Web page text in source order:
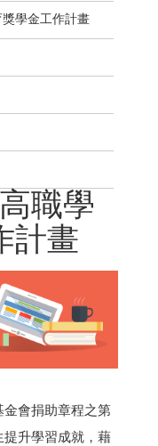
學金工作計畫
職學
計畫
會捐助章程之第
升學習成就，藉